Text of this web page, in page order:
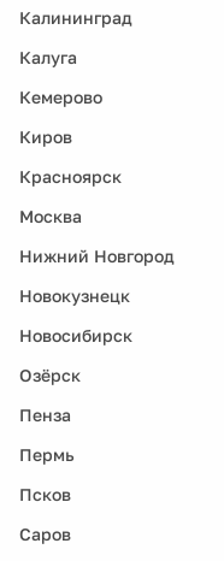
Калининград
Калуга
Кемерово
Киров
Красноярск
Москва
Нижний Новгород
Новокузнецк
Новосибирск
Озёрск
Пенза
Пермь
Псков
Саров